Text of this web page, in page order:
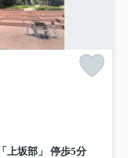
上坂部」 停歩5分